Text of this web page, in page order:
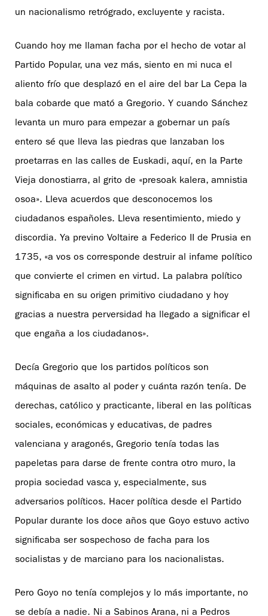
un nacionalismo retrógrado, excluyente y racista.
Cuando hoy me llaman facha por el hecho de votar al
Partido Popular, una vez más, siento en mi nuca el
aliento frío que desplazó en el aire del bar La Cepa la
bala cobarde que mató a Gregorio. Y cuando Sánchez
levanta un muro para empezar a gobernar un país
entero sé que lleva las piedras que lanzaban los
proetarras en las calles de Euskadi, aquí, en la Parte
Vieja donostiarra, al grito de «presoak kalera, amnistia
osoa». Lleva acuerdos que desconocemos los
ciudadanos españoles. Lleva resentimiento, miedo y
discordia. Ya previno Voltaire a Federico II de Prusia en
1735, «a vos os corresponde destruir al infame político
que convierte el crimen en virtud. La palabra político
significaba en su origen primitivo ciudadano y hoy
gracias a nuestra perversidad ha llegado a significar el
que engaña a los ciudadanos».
Decía Gregorio que los partidos políticos son
máquinas de asalto al poder y cuánta razón tenía. De
derechas, católico y practicante, liberal en las políticas
sociales, económicas y educativas, de padres
valenciana y aragonés, Gregorio tenía todas las
papeletas para darse de frente contra otro muro, la
propia sociedad vasca y, especialmente, sus
adversarios políticos. Hacer política desde el Partido
Popular durante los doce años que Goyo estuvo activo
significaba ser sospechoso de facha para los
socialistas y de marciano para los nacionalistas.
Pero Goyo no tenía complejos y lo más importante, no
se debía a nadie. Ni a Sabinos Arana, ni a Pedros